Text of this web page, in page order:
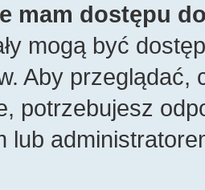
mam dostępu
mogą być
Aby
potrzebujesz
lub